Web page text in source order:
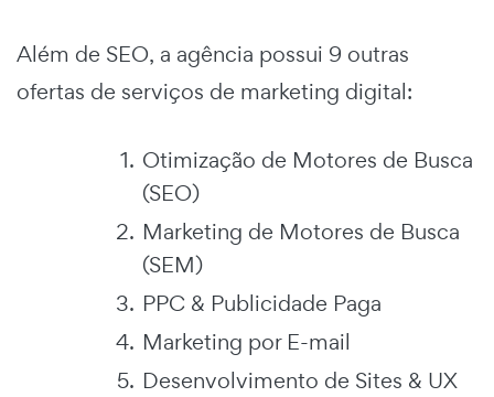
Além de SEO, a agência possui 9 outras
ofertas de serviços de marketing digital:
Otimização de Motores de Busca
(SEO)
Marketing de Motores de Busca
(SEM)
PPC & Publicidade Paga
Marketing por E-mail
Desenvolvimento de Sites & UX